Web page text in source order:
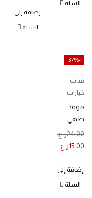
السلة
إضافة إلى
السلة
-37%
فئات:
خبازات
موقد
طهي
بالأشعة
تحت
24.00ر.ع.
15.00ر.ع.
إضافة إلى
السلة